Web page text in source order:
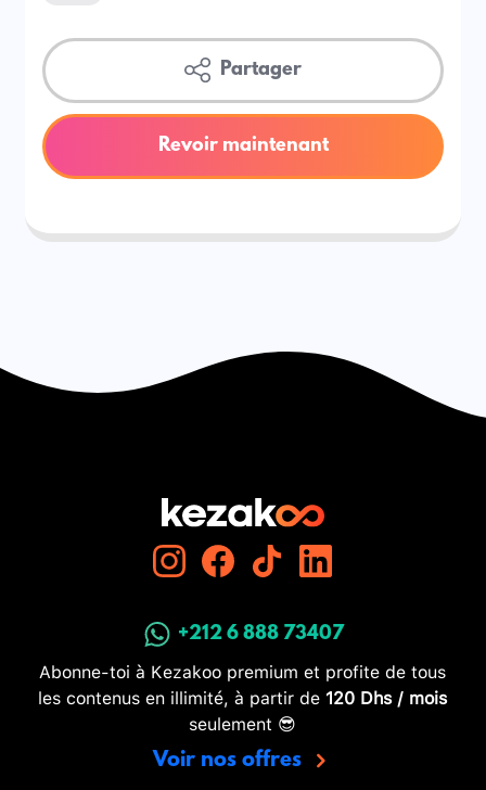
Partager
Revoir maintenant
+212 6 888 73407
Abonne-toi à Kezakoo premium et profite de tous
les contenus en illimité, à partir de 120 Dhs / mois
seulement 😎
Voir nos offres